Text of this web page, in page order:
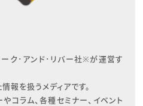
ク･アンド･リバー社※が運営す
報を扱うメディアです。
コラム、各種セミナー、イベント